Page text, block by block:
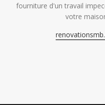
fourniture d'un travail
votre